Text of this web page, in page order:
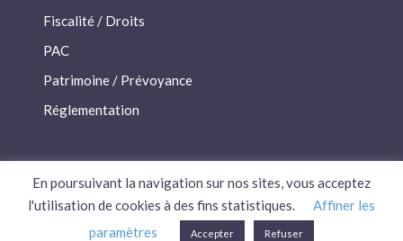
Fiscalité / Droits
PAC
Patrimoine / Prévoyance
Réglementation
Plan du site
En poursuivant la navigation sur nos sites, vous acceptez
l'utilisation de cookies à des fins statistiques.
Affiner les
paramètres
Accepter Refuser